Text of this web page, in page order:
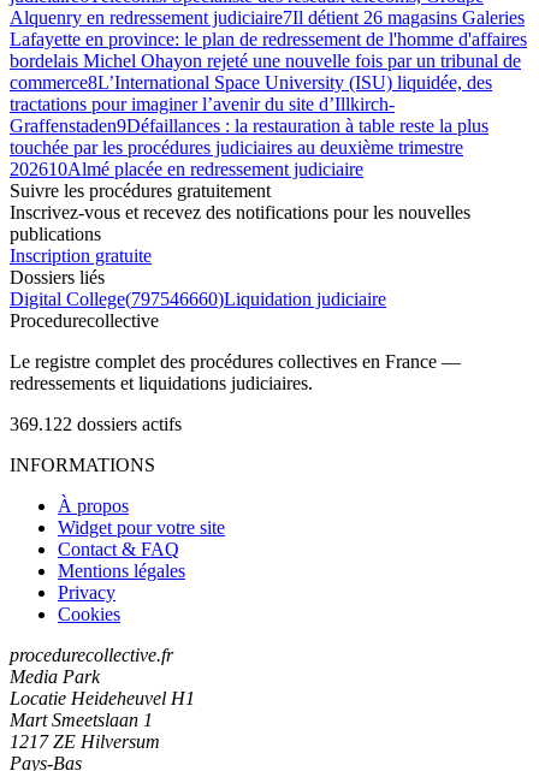
Alquenry en redressement judiciaire7Il détient 26 magasins Galeries
Lafayette en province: le plan de redressement de l'homme d'affaires
bordelais Michel Ohayon rejeté une nouvelle fois par un tribunal de
commerce8L’International Space University (ISU) liquidée, des
tractations pour imaginer l’avenir du site d’Illkirch-
Graffenstaden9Défaillances : la restauration à table reste la plus
touchée par les procédures judiciaires au deuxième trimestre
202610Almé placée en redressement judiciaire
Suivre les procédures gratuitement
Inscrivez-vous et recevez des notifications pour les nouvelles
publications
Inscription gratuite
Dossiers liés
Digital College(797546660)Liquidation judiciaire
Procedurecollective
Le registre complet des procédures collectives en France —
redressements et liquidations judiciaires.
369.122 dossiers actifs
INFORMATIONS
À propos
Widget pour votre site
Contact & FAQ
Mentions légales
Privacy
Cookies
procedurecollective.fr
Media Park
Locatie Heideheuvel H1
Mart Smeetslaan 1
1217 ZE Hilversum
Pays-Bas